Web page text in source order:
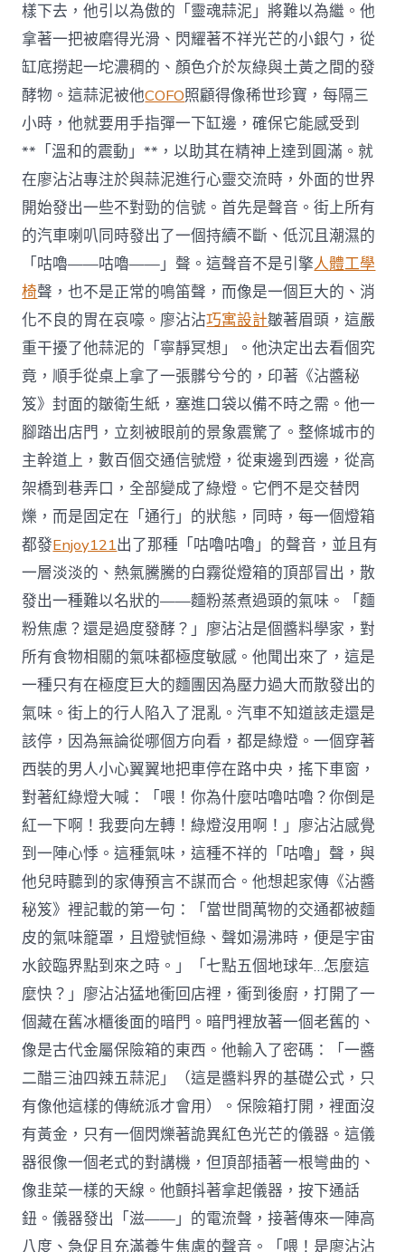
樣下去，他引以為傲的「靈魂蒜泥」將難以為繼。他
拿著一把被磨得光滑、閃耀著不祥光芒的小銀勺，從
缸底撈起一坨濃稠的、顏色介於灰綠與土黃之間的發
酵物。這蒜泥被他COFO照顧得像稀世珍寶，每隔三
小時，他就要用手指彈一下缸邊，確保它能感受到
**「溫和的震動」**，以助其在精神上達到圓滿。就
在廖沾沾專注於與蒜泥進行心靈交流時，外面的世界
開始發出一些不對勁的信號。首先是聲音。街上所有
的汽車喇叭同時發出了一個持續不斷、低沉且潮濕的
「咕嚕——咕嚕——」聲。這聲音不是引擎人體工學
椅聲，也不是正常的鳴笛聲，而像是一個巨大的、消
化不良的胃在哀嚎。廖沾沾巧寓設計皺著眉頭，這嚴
重干擾了他蒜泥的「寧靜冥想」。他決定出去看個究
竟，順手從桌上拿了一張髒兮兮的，印著《沾醬秘
笈》封面的皺衛生紙，塞進口袋以備不時之需。他一
腳踏出店門，立刻被眼前的景象震驚了。整條城市的
主幹道上，數百個交通信號燈，從東邊到西邊，從高
架橋到巷弄口，全部變成了綠燈。它們不是交替閃
爍，而是固定在「通行」的狀態，同時，每一個燈箱
都發Enjoy121出了那種「咕嚕咕嚕」的聲音，並且有
一層淡淡的、熱氣騰騰的白霧從燈箱的頂部冒出，散
發出一種難以名狀的——麵粉蒸煮過頭的氣味。「麵
粉焦慮？還是過度發酵？」廖沾沾是個醬料學家，對
所有食物相關的氣味都極度敏感。他聞出來了，這是
一種只有在極度巨大的麵團因為壓力過大而散發出的
氣味。街上的行人陷入了混亂。汽車不知道該走還是
該停，因為無論從哪個方向看，都是綠燈。一個穿著
西裝的男人小心翼翼地把車停在路中央，搖下車窗，
對著紅綠燈大喊：「喂！你為什麼咕嚕咕嚕？你倒是
紅一下啊！我要向左轉！綠燈沒用啊！」廖沾沾感覺
到一陣心悸。這種氣味，這種不祥的「咕嚕」聲，與
他兒時聽到的家傳預言不謀而合。他想起家傳《沾醬
秘笈》裡記載的第一句：「當世間萬物的交通都被麵
皮的氣味籠罩，且燈號恒綠、聲如湯沸時，便是宇宙
水餃臨界點到來之時。」「七點五個地球年…怎麼這
麼快？」廖沾沾猛地衝回店裡，衝到後廚，打開了一
個藏在舊冰櫃後面的暗門。暗門裡放著一個老舊的、
像是古代金屬保險箱的東西。他輸入了密碼：「一醬
二醋三油四辣五蒜泥」（這是醬料界的基礎公式，只
有像他這樣的傳統派才會用）。保險箱打開，裡面沒
有黃金，只有一個閃爍著詭異紅色光芒的儀器。這儀
器很像一個老式的對講機，但頂部插著一根彎曲的、
像韭菜一樣的天線。他顫抖著拿起儀器，按下通話
鈕。儀器發出「滋——」的電流聲，接著傳來一陣高
八度、急促且充滿養生焦慮的聲音。「喂！是廖沾沾